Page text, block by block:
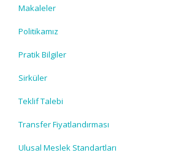
Makaleler
Politikamız
Pratik Bilgiler
Sirküler
Teklif Talebi
Transfer Fiyatlandırması
Ulusal Meslek Standartları